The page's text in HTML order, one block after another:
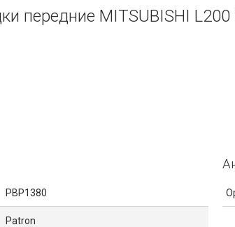
передние MITSUBISHI L200
PBP1380
Patron